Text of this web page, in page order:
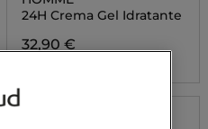
24H Crema Gel Idratante
32,90 €